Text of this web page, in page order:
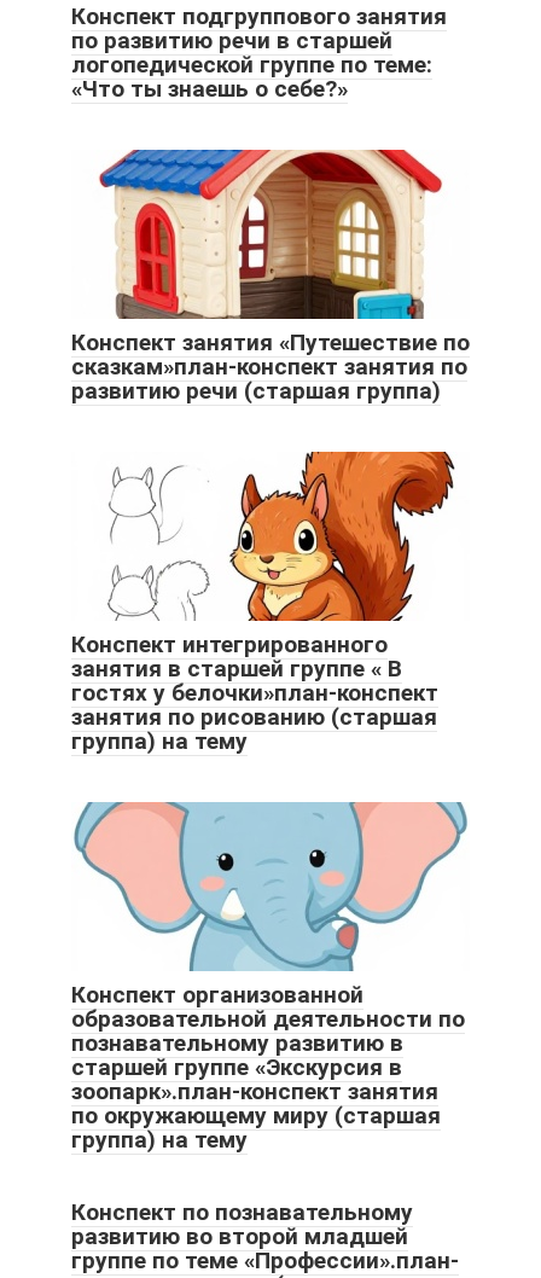
Конспект подгруппового занятия
по развитию речи в старшей
логопедической группе по теме:
«Что ты знаешь о себе?»
Конспект занятия «Путешествие по
сказкам»план-конспект занятия по
развитию речи (старшая группа)
Конспект интегрированного
занятия в старшей группе « В
гостях у белочки»план-конспект
занятия по рисованию (старшая
группа) на тему
Конспект организованной
образовательной деятельности по
познавательному развитию в
старшей группе «Экскурсия в
зоопарк».план-конспект занятия
по окружающему миру (старшая
группа) на тему
Конспект по познавательному
развитию во второй младшей
группе по теме «Профессии».план-